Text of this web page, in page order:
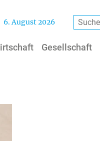
6. August 2026 Suche
Gesellschaft